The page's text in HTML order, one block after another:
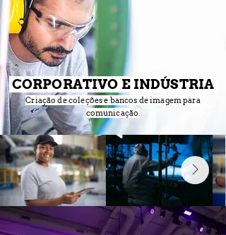
CORPORATIVO E INDÚSTRIA
Criação de coleções e bancos de imagem para
comunicação.